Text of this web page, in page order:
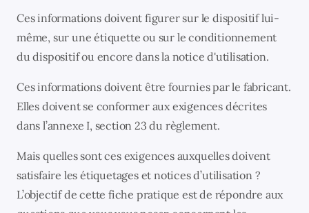
Ces informations doivent figurer sur le dispositif lui-
même, sur une étiquette ou sur le conditionnement
du dispositif ou encore dans la notice d'utilisation.
Ces informations doivent être fournies par le fabricant.
Elles doivent se conformer aux exigences décrites
dans l’annexe I, section 23 du règlement.
Mais quelles sont ces exigences auxquelles doivent
satisfaire les étiquetages et notices d’utilisation ?
L’objectif de cette fiche pratique est de répondre aux